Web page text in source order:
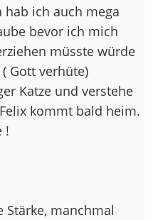
ich auch mega
bevor ich mich
müsste würde
Gott verhüte)
Katze und verstehe
kommt bald heim.
!
manchmal